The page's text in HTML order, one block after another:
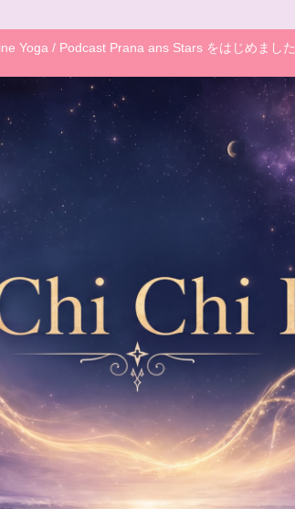
Yoga / Podcast Prana ans Stars をはじめました